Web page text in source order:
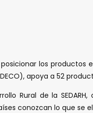
los productos
apoya a 52
Rural de la
conozcan lo que se